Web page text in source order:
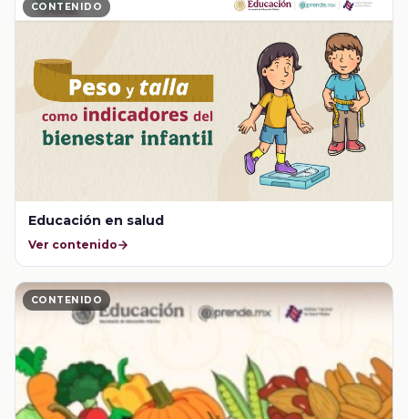
CONTENIDO
Educación en salud
Ver contenido
CONTENIDO